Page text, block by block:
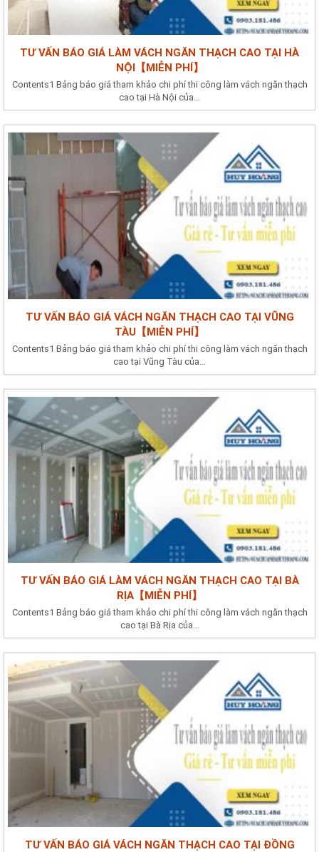
TƯ VẤN BÁO GIÁ LÀM VÁCH NGĂN THẠCH CAO TẠI HÀ
NỘI【MIỄN PHÍ】
Contents1 Bảng báo giá tham khảo chi phí thi công làm vách ngăn thạch
cao tại Hà Nội của...
TƯ VẤN BÁO GIÁ VÁCH NGĂN THẠCH CAO TẠI VŨNG
TÀU【MIỄN PHÍ】
Contents1 Bảng báo giá tham khảo chi phí thi công làm vách ngăn thạch
cao tại Vũng Tàu của...
TƯ VẤN BÁO GIÁ LÀM VÁCH NGĂN THẠCH CAO TẠI BÀ
RỊA【MIỄN PHÍ】
Contents1 Bảng báo giá tham khảo chi phí thi công làm vách ngăn thạch
cao tại Bà Rịa của...
TƯ VẤN BÁO GIÁ VÁCH NGĂN THẠCH CAO TẠI ĐỒNG